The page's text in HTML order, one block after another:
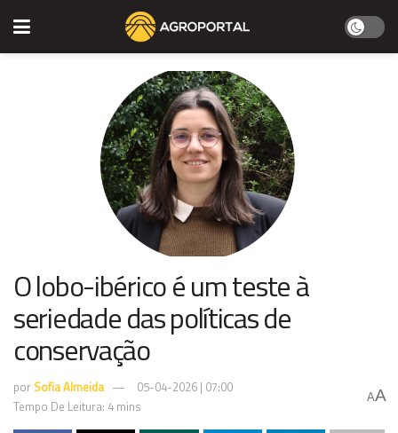
O lobo-ibérico é um teste à
seriedade das políticas de
conservação
por Sofia Almeida
05-04-2026 | 07:00
Tempo De Leitura: 4 mins
AA